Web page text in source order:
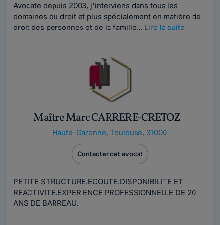
Avocate depuis 2003, j'interviens dans tous les
domaines du droit et plus spécialement en matière de
droit des personnes et de la famille... Lire la suite
Maître Marc CARRERE-CRETOZ
Haute-Garonne, Toulouse, 31000
Contacter cet avocat
PETITE STRUCTURE.ECOUTE.DISPONIBILITE ET
REACTIVITE.EXPERIENCE PROFESSIONNELLE DE 20
ANS DE BARREAU.